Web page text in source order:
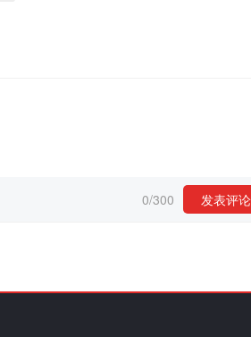
0/300 发表评论